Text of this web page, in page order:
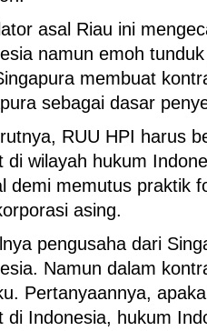
asal Riau ini
namun emoh
membuat
sebagai dasar
RUU HPI harus
di wilayah hukum
demi memutus praktik
asing.
pengusaha dari
Namun dalam
Pertanyaannya,
di Indonesia, hukum